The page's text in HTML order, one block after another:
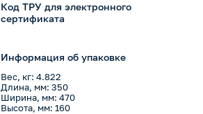
Код ТРУ для электронного
сертификата
Информация об упаковке
Вес, кг: 4.822
Длина, мм: 350
Ширина, мм: 470
Высота, мм: 160